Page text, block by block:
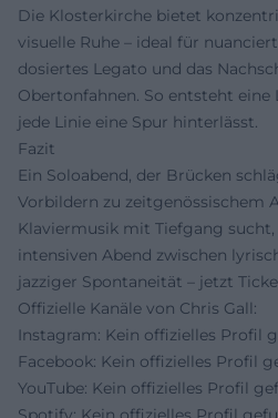
Die Klosterkirche bietet
visuelle Ruhe – ideal für
dosiertes Legato und das
Obertonfahnen. So entsteht eine
jede Linie eine Spur hinterlässt.
Fazit
Ein Soloabend, der Brücken
Vorbildern zu zeitgenössischem
Klaviermusik mit Tiefgang
intensiven Abend zwischen
jazziger Spontaneität – jetzt
Offizielle Kanäle von Chris Gall:
Instagram: Kein offizielles Profil
Facebook: Kein offizielles Profil
YouTube: Kein offizielles Profil